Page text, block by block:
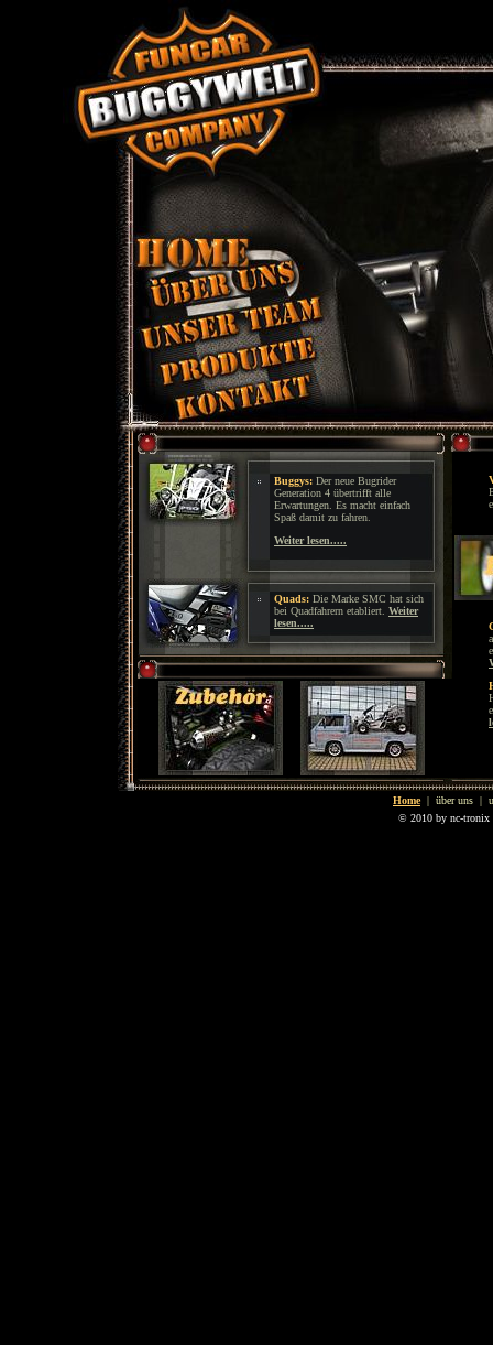
Buggys: Der neue Bugrider
Generation 4 übertrifft alle
Erwartungen. Es macht einfach
Spaß damit zu fahren.
Weiter lesen.....
Quads: Die Marke SMC hat sich
bei Quadfahrern etabliert. Weiter
lesen.....
Home| über uns |
© 2010 by nc-tronix